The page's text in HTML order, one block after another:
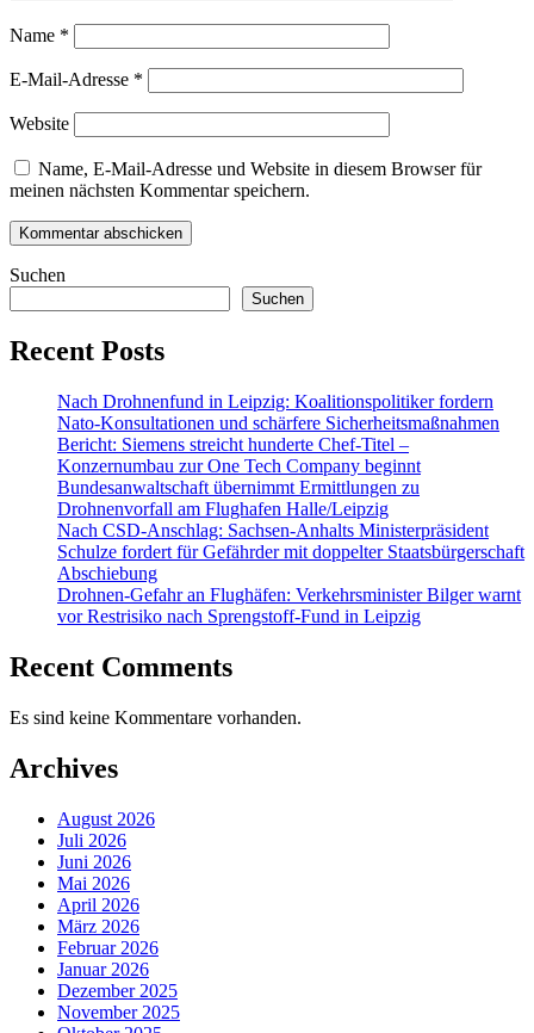
Name *
E-Mail-Adresse *
Website
Name, E-Mail-Adresse und Website in diesem Browser für
meinen nächsten Kommentar speichern.
Suchen
Suchen
Recent Posts
Nach Drohnenfund in Leipzig: Koalitionspolitiker fordern
Nato-Konsultationen und schärfere Sicherheitsmaßnahmen
Bericht: Siemens streicht hunderte Chef-Titel –
Konzernumbau zur One Tech Company beginnt
Bundesanwaltschaft übernimmt Ermittlungen zu
Drohnenvorfall am Flughafen Halle/Leipzig
Nach CSD-Anschlag: Sachsen-Anhalts Ministerpräsident
Schulze fordert für Gefährder mit doppelter Staatsbürgerschaft
Abschiebung
Drohnen-Gefahr an Flughäfen: Verkehrsminister Bilger warnt
vor Restrisiko nach Sprengstoff-Fund in Leipzig
Recent Comments
Es sind keine Kommentare vorhanden.
Archives
August 2026
Juli 2026
Juni 2026
Mai 2026
April 2026
März 2026
Februar 2026
Januar 2026
Dezember 2025
November 2025